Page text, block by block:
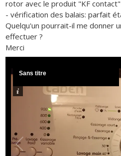
rotor avec le produit "KF contact"
- vérification des balais: parfait
Quelqu'un pourrait-il me donner
effectuer ?
Merci
Sans titre